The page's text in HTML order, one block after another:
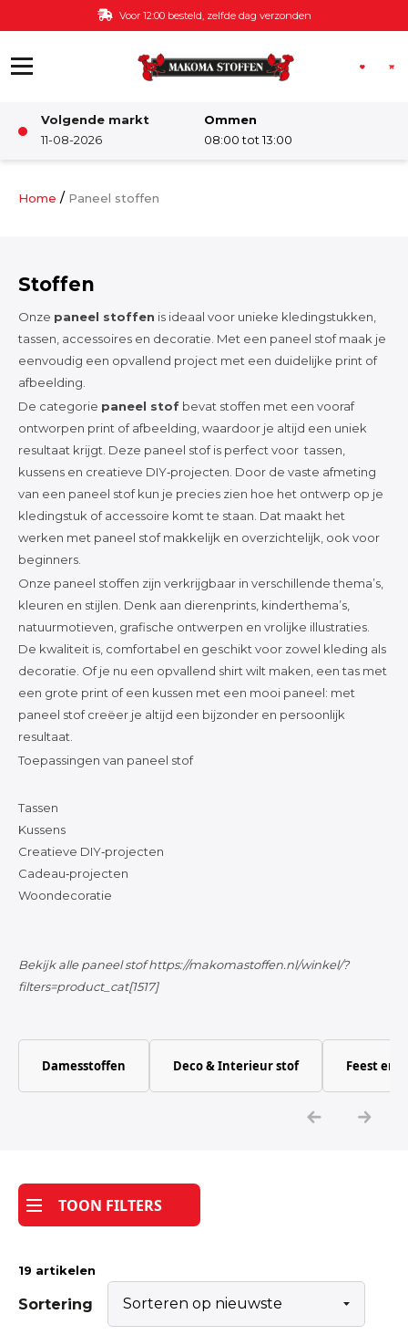
Ga naar de inhoud Voor 12:00 besteld, zelfde dag verzonden
Volgende markt
11-08-2026
Ommen
08:00 tot 13:00
Kinderkamer
Katoen
Grootverbruik
Tijdpakker stof
Home / Paneel stoffen
Stoffen
Onze paneel stoffen is ideaal voor unieke kledingstukken,
tassen, accessoires en decoratie. Met een paneel stof maak je
eenvoudig een opvallend project met een duidelijke print of
afbeelding.
De categorie paneel stof bevat stoffen met een vooraf
ontworpen print of afbeelding, waardoor je altijd een uniek
resultaat krijgt. Deze paneel stof is perfect voor tassen,
kussens en creatieve DIY‑projecten. Door de vaste afmeting
van een paneel stof kun je precies zien hoe het ontwerp op je
kledingstuk of accessoire komt te staan. Dat maakt het
werken met paneel stof makkelijk en overzichtelijk, ook voor
beginners.
Onze paneel stoffen zijn verkrijgbaar in verschillende thema’s,
kleuren en stijlen. Denk aan dierenprints, kinderthema’s,
natuurmotieven, grafische ontwerpen en vrolijke illustraties.
De kwaliteit is, comfortabel en geschikt voor zowel kleding als
decoratie. Of je nu een opvallend shirt wilt maken, een tas met
een grote print of een kussen met een mooi paneel: met
paneel stof creëer je altijd een bijzonder en persoonlijk
resultaat.
Toepassingen van paneel stof
Tassen
Kussens
Creatieve DIY‑projecten
Cadeau‑projecten
Woondecoratie
Bekijk alle paneel stofhttps://makomastoffen.nl/winkel/?
filters=product_cat[1517]
Damesstoffen Deco & Interieur stof Feest en
TOON FILTERS
19 artikelen
Sortering